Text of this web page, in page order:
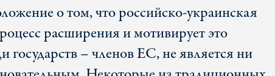
о том, что российско-украинская
расширения и мотивирует это
государств – членов ЕС, не является ни